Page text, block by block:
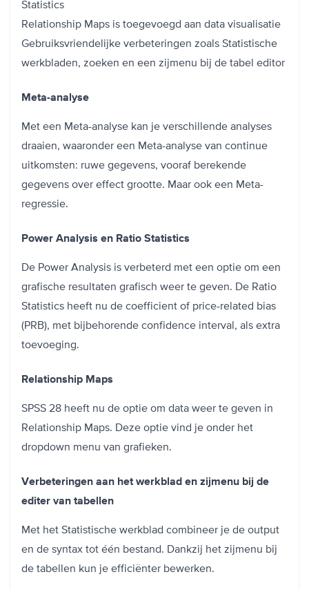
Statistics
Relationship Maps is toegevoegd aan data visualisatie
Gebruiksvriendelijke verbeteringen zoals Statistische
werkbladen, zoeken en een zijmenu bij de tabel editor
Meta-analyse
Met een Meta-analyse kan je verschillende analyses
draaien, waaronder een Meta-analyse van continue
uitkomsten: ruwe gegevens, vooraf berekende
gegevens over effect grootte. Maar ook een Meta-
regressie.
Power Analysis en Ratio Statistics
De Power Analysis is verbeterd met een optie om een
grafische resultaten grafisch weer te geven. De Ratio
Statistics heeft nu de coefficient of price-related bias
(PRB), met bijbehorende confidence interval, als extra
toevoeging.
Relationship Maps
SPSS 28 heeft nu de optie om data weer te geven in
Relationship Maps. Deze optie vind je onder het
dropdown menu van grafieken.
Verbeteringen aan het werkblad en zijmenu bij de
editer van tabellen
Met het Statistische werkblad combineer je de output
en de syntax tot één bestand. Dankzij het zijmenu bij
de tabellen kun je efficiënter bewerken.